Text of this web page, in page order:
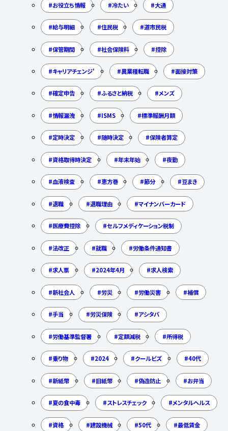
お役立ち情報 冷たい 大通
給与明細 住民税 道市民税
保管期間 社会保険料 控除
キャリアチェンジ' 異業種転職 面接対策
確定申告 ふるさと納税 メンズ
情報漏洩 ISMS 標準報酬月額
定時決定 随時決定 保険者算定
資格取得時決定 年末年始 夜勤
血液検査 恵方巻 節分 豆まき
退職 退職理由 マイナンバーカード
医療費控除 セルフメディケーション税制
法改正 就職 労働条件通知書
求人票 2024年4月 求人検索
新社会人 労災 労働災害 補償
手当 労災保険 アシタバ
労働基準監督署 定額減税 所得税
乗り物 2024 クールビズ 40代
新紙幣 旧紙幣 偽造防止 お弁当
夏の食中毒 ストレスチェック メンタルヘルス
資格 建設機械 50代 最低賃金